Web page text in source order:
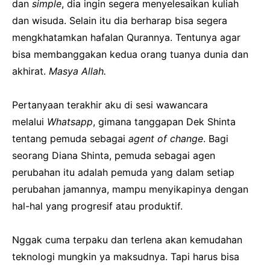
dan simple, dia ingin segera menyelesaikan kuliah
dan wisuda. Selain itu dia berharap bisa segera
mengkhatamkan hafalan Qurannya. Tentunya agar
bisa membanggakan kedua orang tuanya dunia dan
akhirat. Masya Allah.
Pertanyaan terakhir aku di sesi wawancara
melalui Whatsapp, gimana tanggapan Dek Shinta
tentang pemuda sebagai agent of change. Bagi
seorang Diana Shinta, pemuda sebagai agen
perubahan itu adalah pemuda yang dalam setiap
perubahan jamannya, mampu menyikapinya dengan
hal-hal yang progresif atau produktif.
Nggak cuma terpaku dan terlena akan kemudahan
teknologi mungkin ya maksudnya. Tapi harus bisa